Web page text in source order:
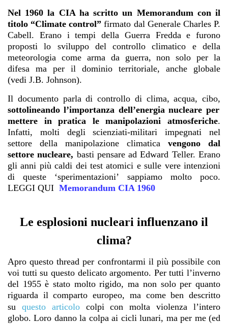
Nel 1960 la CIA ha scritto un Memorandum con il
titolo “Climate control” firmato dal Generale Charles P.
Cabell. Erano i tempi della Guerra Fredda e furono
proposti lo sviluppo del controllo climatico e della
meteorologia come arma da guerra, non solo per la
difesa ma per il dominio territoriale, anche globale
(vedi J.B. Johnson).
Il documento parla di controllo di clima, acqua, cibo,
sottolineando l’importanza dell’energia nucleare per
mettere in pratica le manipolazioni atmosferiche.
Infatti, molti degli scienziati-militari impegnati nel
settore della manipolazione climatica vengono dal
settore nucleare, basti pensare ad Edward Teller. Erano
gli anni più caldi dei test atomici e sulle vere intenzioni
di queste ‘sperimentazioni’ sappiamo molto poco.
LEGGI QUI Memorandum CIA 1960
Le esplosioni nucleari influenzano il
clima?
Apro questo thread per confrontarmi il più possibile con
voi tutti su questo delicato argomento. Per tutti l’inverno
del 1955 è stato molto rigido, ma non solo per quanto
riguarda il comparto europeo, ma come ben descritto
su questo articolocolpi con molta violenza l’intero
globo. Loro danno la colpa ai cicli lunari, ma per me (ed